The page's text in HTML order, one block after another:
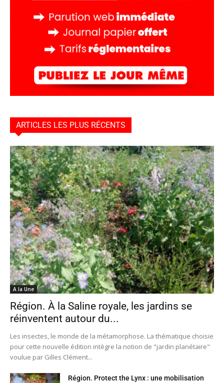
ARTICLES LES PLUS RÉCENTS
A la Une
Région. À la Saline royale, les jardins se
réinventent autour du...
Les insectes, le monde de la métamorphose. La thématique choisie
pour cette nouvelle édition intègre la notion de "jardin planétaire"
voulue par Gilles Clément...
Région. Protect the Lynx : une mobilisation